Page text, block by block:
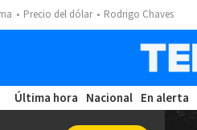
Precio del dólar Rodrigo Chaves
Última hora Nacional En alerta